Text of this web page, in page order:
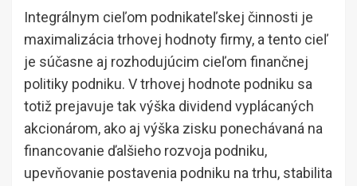
Integrálnym cieľom podnikateľskej činnosti je
maximalizácia trhovej hodnoty firmy, a tento cieľ
je súčasne aj rozhodujúcim cieľom finančnej
politiky podniku. V trhovej hodnote podniku sa
totiž prejavuje tak výška dividend vyplácaných
akcionárom, ako aj výška zisku ponechávaná na
financovanie ďalšieho rozvoja podniku,
upevňovanie postavenia podniku na trhu, stabilita